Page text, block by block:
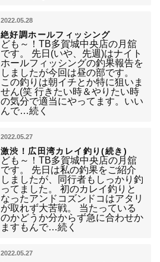
2022.05.28
絶好調ホールフィッシング
ども～！TB多賀城中央店の月舘
です。 先日(いや、先週)はナイト
ホールフィッシングの釣果報告を
しましたが今回は昼の部です。
この釣りは朝イチとか特に狙いま
せん(笑 行きたい時＆やりたい時
の気分で適当にやってます。いい
んで…続く
2022.05.27
激渋！広田湾カレイ釣り(続き)
ども～！TB多賀城中央店の月舘
です。 先日は私の釣果をご紹介
しましたが、同行者もしっかり釣
ってました。 初のカレイ釣りと
なったアンドコズンドコはアタリ
が取れず大苦戦。 当たっている
のかどうか分からず急に合わせか
ますもんで…続く
2022.05.27